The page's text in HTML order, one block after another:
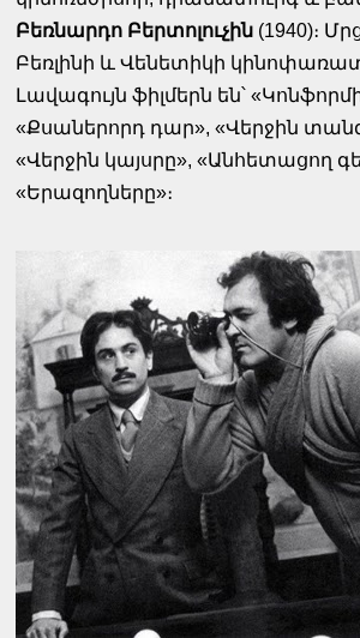
Բեռնարդո Բերտոլուչին (1940)։
Բեռլինի և Վենետիկի
Լավագույն ֆիլմերն են՝
«Քսաներորդ դար», «Վերջին
«Վերջին կայսրը», «Անհետացող
«Երազողները»։